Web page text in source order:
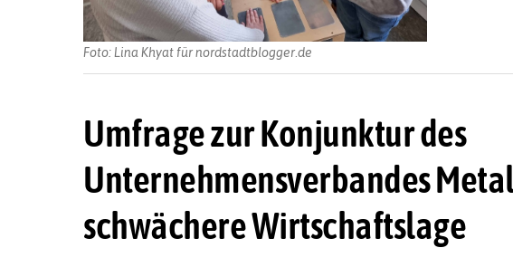
Foto: Lina Khyat für nordstadtblogger.de
Umfrage zur Konjunktur des
Unternehmensverbandes
schwächere Wirtschaftslage